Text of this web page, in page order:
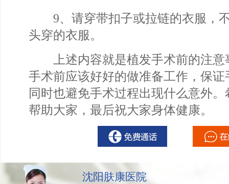
9、请穿带扣子或拉链的衣服，
头穿的衣服。
上述内容就是植发手术前的注意
手术前应该好好的做准备工作，保
同时也避免手术过程出现什么意外
帮助大家，最后祝大家身体健康。
沈阳肤康医院